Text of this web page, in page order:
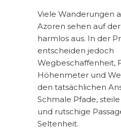
Viele Wanderungen
Azoren sehen auf
harmlos aus. In der
entscheiden jedoch
Wegbeschaffenheit,
Höhenmeter und
den tatsächlichen
Schmale Pfade,
und rutschige
Seltenheit.